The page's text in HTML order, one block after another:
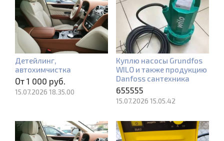
Детейлинг,
автохимчистка
От 1 000 руб.
15.07.2026 18.35.00
Куплю насосы Grundfos
WILO и также продукцию
Danfoss сантехника
655555
15.07.2026 15.05.42